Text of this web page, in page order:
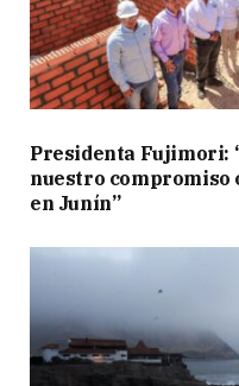
Presidenta Fujimori:
nuestro compromiso
en Junín”